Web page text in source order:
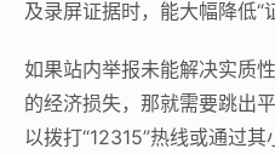
及录屏证据时，能大幅降低“
如果站内举报未能解决实质
的经济损失，那就需要跳出
以拨打“12315”热线或通过